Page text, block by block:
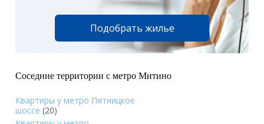
Подобрать жилье
Соседние территории с метро Митино
Квартиры у метро Пятницкое
шоссе (20)